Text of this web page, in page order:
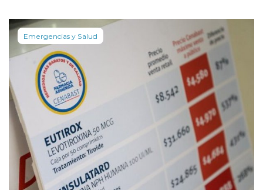
Emergencias y Salud